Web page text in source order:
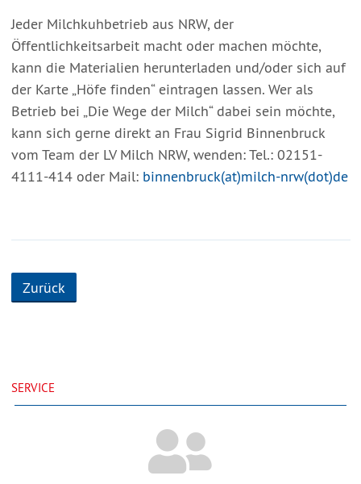
Jeder Milchkuhbetrieb aus NRW, der
Öffentlichkeitsarbeit macht oder machen möchte,
kann die Materialien herunterladen und/oder sich auf
der Karte „Höfe finden“ eintragen lassen. Wer als
Betrieb bei „Die Wege der Milch“ dabei sein möchte,
kann sich gerne direkt an Frau Sigrid Binnenbruck
vom Team der LV Milch NRW, wenden: Tel.: 02151-
4111-414 oder Mail: binnenbruck(at)milch-nrw(dot)de
Zurück
SERVICE